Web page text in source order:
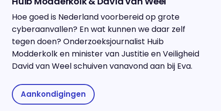
Hoe goed is Nederland voorbereid op grote
cyberaanvallen? En wat kunnen we daar zelf
tegen doen? Onderzoeksjournalist Huib
Modderkolk en minister van Justitie en Veiligheid
David van Weel schuiven vanavond aan bij Eva.
Aankondigingen